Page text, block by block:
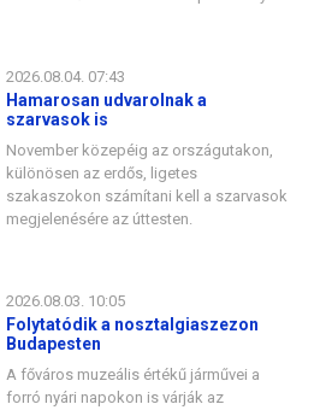
2026.08.04. 07:43
Hamarosan udvarolnak a
szarvasok is
November közepéig az országutakon,
különösen az erdős, ligetes
szakaszokon számítani kell a szarvasok
megjelenésére az úttesten.
2026.08.03. 10:05
Folytatódik a nosztalgiaszezon
Budapesten
A főváros muzeális értékű járművei a
forró nyári napokon is várják az